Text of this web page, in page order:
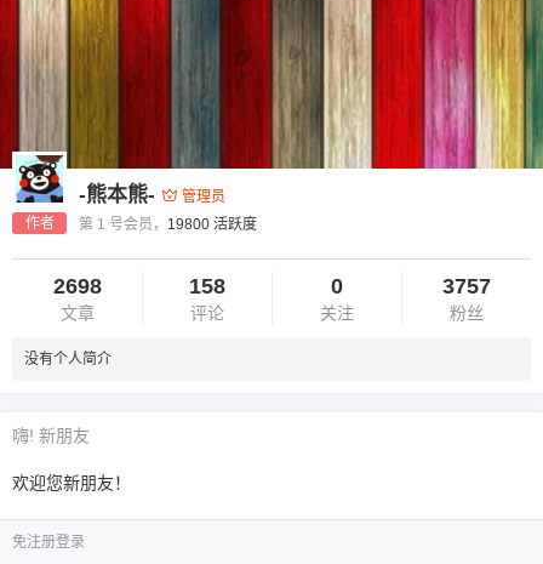
作者
-熊本熊-
管理员
第 1 号会员， 19800 活跃度
2698
文章
158
评论
0
关注
3757
粉丝
没有个人简介
嗨! 新朋友
欢迎您新朋友！
免注册登录